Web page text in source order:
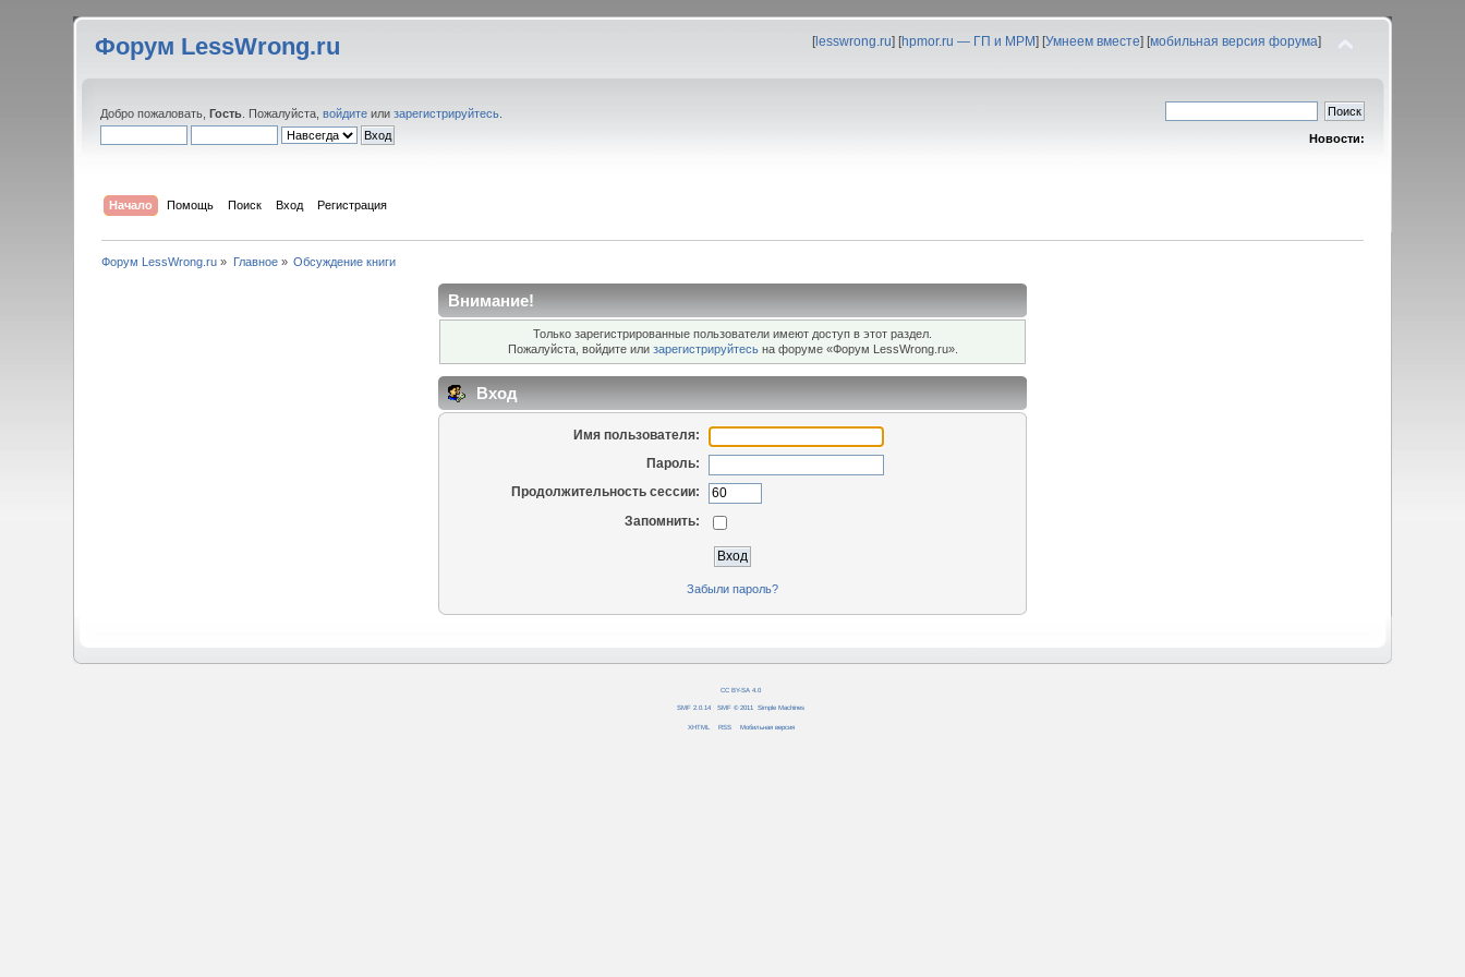
Форум LessWrong.ru [lesswrong.ru] [hpmor.ru — ГП и МРМ] [Умнеем вместе] [мобильная версия форума]
Добро пожаловать,Гость . Пожалуйста,войдите илизарегистрируйтесь
Новости:
Начало Помощь Поиск Вход Регистрация
Форум LessWrong.ru » Главное» Обсуждение книги
Внимание!
Только зарегистрированные пользователи имеют доступ в этот раздел.
Пожалуйста, войдите или зарегистрируйтесьна форуме «Форум LessWrong.ru».
Вход
Имя пользователя:
Пароль:
Продолжительность сессии:
Запомнить:
Забыли пароль?
CC BY-SA 4.0
SMF 2.0.14 SMF © 2011 Simple Machines
XHTML RSS Мобильная версия